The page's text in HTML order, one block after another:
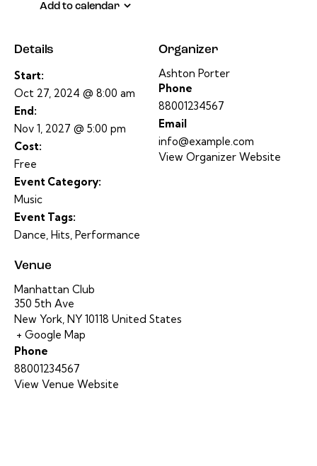
Add to calendar
Details
Start:
Oct 27, 2024 @ 8:00 am
End:
Nov 1, 2027 @ 5:00 pm
Cost:
Free
Event Category:
Music
Event Tags:
Dance Hits Performance
Organizer
Ashton Porter
Phone
88001234567
Email
info@example.com
View Organizer Website
Venue
Manhattan Club
350 5th Ave
New York, NY 10118 United States
+ Google Map
Phone
88001234567
View Venue Website